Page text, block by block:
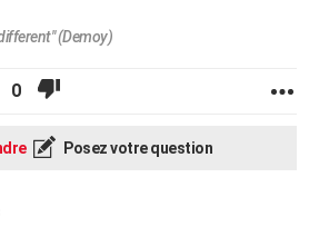
(Demoy)
0
Posez votre question